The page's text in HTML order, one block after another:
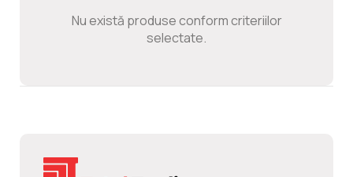
NoutatiNu există produse conform criteriilor
selectate.